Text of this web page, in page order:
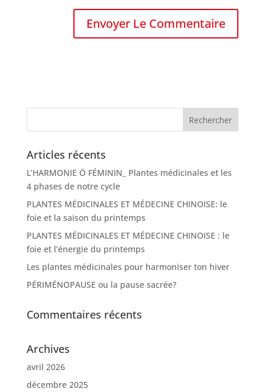
Articles récents
L’HARMONIE Ö FÉMININ_ Plantes médicinales et les
4 phases de notre cycle
PLANTES MÉDICINALES ET MÉDECINE CHINOISE: le
foie et la saison du printemps
PLANTES MÉDICINALES ET MÉDECINE CHINOISE : le
foie et l’énergie du printemps
Les plantes médicinales pour harmoniser ton hiver
PÉRIMÉNOPAUSE ou la pause sacrée?
Commentaires récents
Archives
avril 2026
décembre 2025